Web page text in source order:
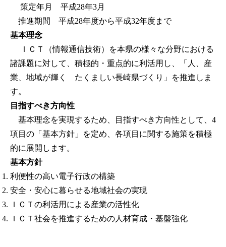
策定年月 平成28年3月
推進期間 平成28年度から平成32年度まで
基本理念
ＩＣＴ（情報通信技術）を本県の様々な分野における
諸課題に対して、積極的・重点的に利活用し、「人、産
業、地域が輝く たくましい長崎県づくり」を推進しま
す。
目指すべき方向性
基本理念を実現するため、目指すべき方向性として、4
項目の「基本方針」を定め、各項目に関する施策を積極
的に展開します。
基本方針
利便性の高い電子行政の構築
安全・安心に暮らせる地域社会の実現
ＩＣＴの利活用による産業の活性化
ＩＣＴ社会を推進するための人材育成・基盤強化